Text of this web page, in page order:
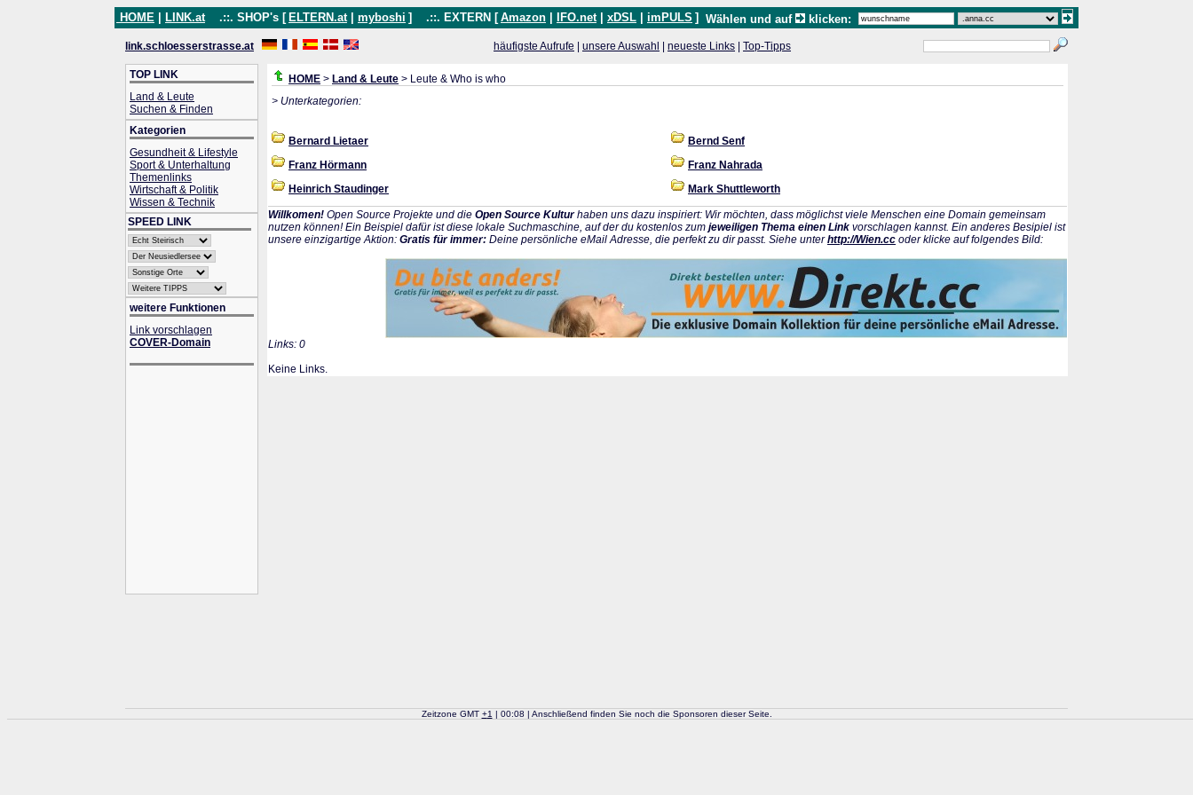
HOME LINK.at .::. SHOP's [ ELTERN.at myboshi ] .::. EXTERN [ Amazon IFO.net xDSL imPULS ] Wählen und auf klicken:
link.schloesserstrasse.at häufigste Aufrufe unsere Auswahl neueste Links Top-Tipps
TOP LINK
Land & Leute
Suchen & Finden
Kategorien
Gesundheit & Lifestyle
Sport & Unterhaltung
Themenlinks
Wirtschaft & Politik
Wissen & Technik
SPEED LINK
weitere Funktionen
Link vorschlagen
COVER-Domain
HOME > Land & Leute > Leute & Who is who
> Unterkategorien:
Bernard Lietaer
Bernd Senf
Franz Hörmann
Franz Nahrada
Heinrich Staudinger
Mark Shuttleworth
Willkomen! Open Source Projekte und die Open Source Kulturhaben uns dazu inspiriert: Wir möchten, dass möglichst viele Menschen eine Domain gemeinsam
nutzen können! Ein Beispiel dafür ist diese lokale Suchmaschine, auf der du kostenlos zum jeweiligen Thema einen Link vorschlagen kannst. Ein anderes Besipiel ist
unsere einzigartige Aktion: Gratis für immer: Deine persönliche eMail Adresse, die perfekt zu dir passt. Siehe unterhttp://Wien.cc oder klicke auf folgendes Bild:
Links: 0
Keine Links.
Zeitzone GMT +1 | 00:08 | Anschließend finden Sie noch die Sponsoren dieser Seite.